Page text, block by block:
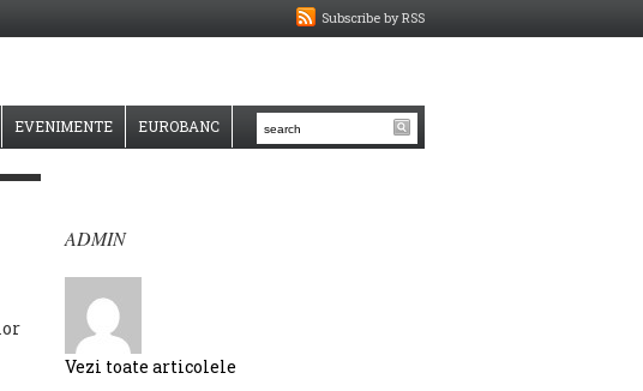
Subscribe by RSS
EVENIMENTE EUROBANC
ADMIN
Vezi toate articolele